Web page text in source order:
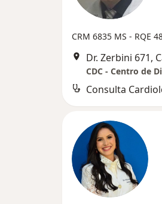
CRM 6835 MS - RQE
Dr. Zerbini 671,
CDC - Centro de
Consulta